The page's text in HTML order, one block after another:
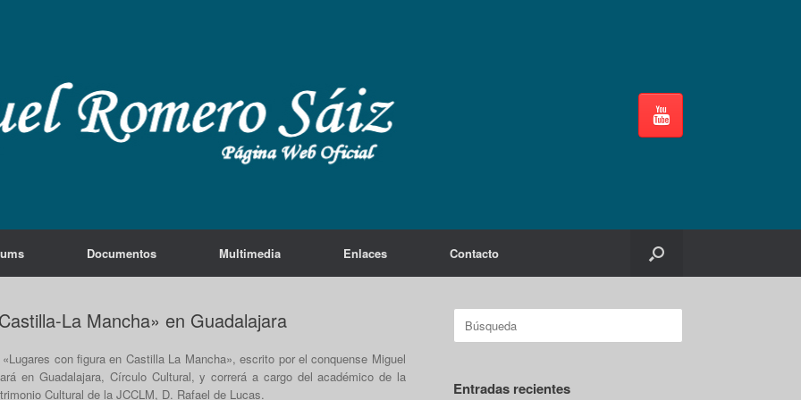
Documentos Multimedia Enlaces Contacto
La Mancha» en Guadalajara
con figura en Castilla La Mancha», escrito por el conquense Miguel
en Guadalajara, Círculo Cultural, y correrá a cargo del académico de la
Cultural de la JCCLM, D. Rafael de Lucas.
Buscar:
Entradas recientes